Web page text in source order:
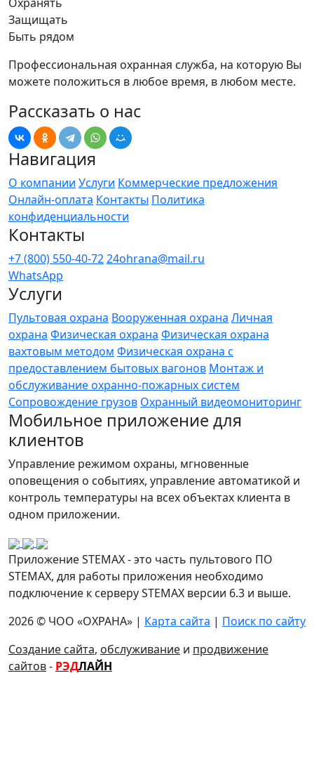
Защищать
Быть рядом
Профессиональная охранная служба, на которую Вы
можете положиться в любое время, в любом месте.
Рассказать о нас
Навигация
О компании Услуги Коммерческие предложения
Онлайн-оплата Контакты Политика
конфиденциальности
Контакты
+7 (800) 550-40-7224ohrana@mail.ru
WhatsApp
Услуги
Пультовая охрана Вооруженная охрана Личная
охрана Физическая охрана Физическая охрана
вахтовым методом Физическая охрана с
предоставлением бытовых вагонов Монтаж и
обслуживание охранно-пожарных систем
Сопровождение грузов Охранный видеомониторинг
Мобильное приложение для
клиентов
Управление режимом охраны, мгновенные
оповещения о событиях, управление автоматикой и
контроль температуры на всех объектах клиента в
одном приложении.
Приложение STEMAX - это часть пультового ПО
STEMAX, для работы приложения необходимо
подключение к серверу STEMAX версии 6.3 и выше.
2026 © ЧОО «ОХРАНА» | Карта сайта | Поиск по сайту
Создание сайта, обслуживание и продвижение
сайтов- РЭДЛАЙН